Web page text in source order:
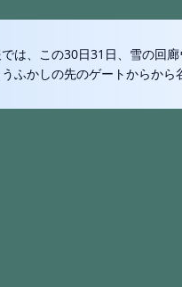
は、この30日31日、雪の回廊
ふかしの先のゲートからから